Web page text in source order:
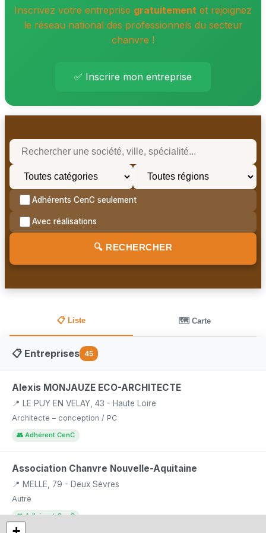
Inscrivez votre entreprise gratuitement et rejoignez
le réseau national des professionnels du secteur
chanvre !
✅ Inscrire mon entreprise
Adhérents CenC seulement
Avec réalisations
🔍 RECHERCHER
📋 Liste 🗺️ Carte
📋 Entreprises 45
Alexis MONJAUZE ECO-ARCHITECTE
📍 LE PUY EN VELAY, 43 - Haute Loire
Architecte – conception / PC
👥 Adhérent CenC
Association Chanvre Nouvelle-Aquitaine
📍 MELLE, 79 - Deux Sèvres
Autre
👥 Adhérent CenC